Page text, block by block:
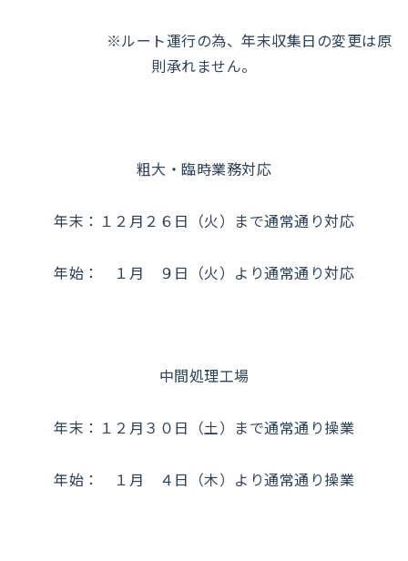
※ルート運行の為、年末収集日の変更は原
則承れません。
粗大・臨時業務対応
年末：１２月２６日（火）まで通常通り対応
年始： １月 ９日（火）より通常通り対応
中間処理工場
年末：１２月３０日（土）まで通常通り操業
年始： １月 ４日（木）より通常通り操業